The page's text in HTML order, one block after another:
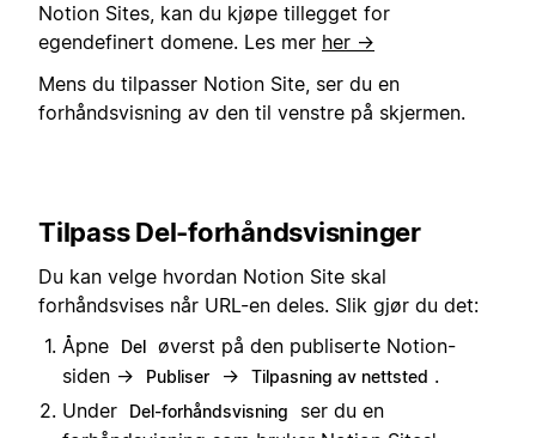
Notion Sites, kan du kjøpe tillegget for
egendefinert domene. Les mer her →
Mens du tilpasser Notion Site, ser du en
forhåndsvisning av den til venstre på skjermen.
Tilpass Del-forhåndsvisninger
Du kan velge hvordan Notion Site skal
forhåndsvises når URL-en deles. Slik gjør du det:
Åpne
Del øverst på den publiserte Notion-
siden →
Publiser → Tilpasning av nettsted .
Under
Del-forhåndsvisning
ser du en